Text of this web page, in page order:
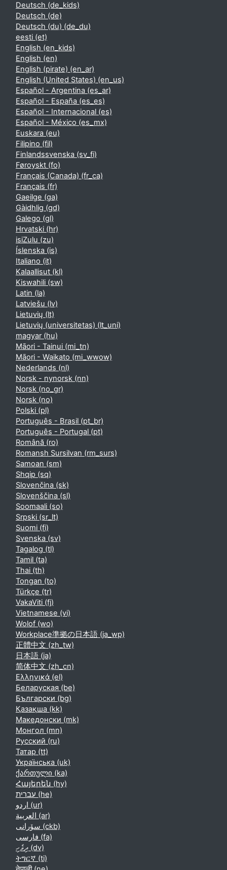
Deutsch ‎(de_kids)‎
Deutsch ‎(de)‎
Deutsch (du) ‎(de_du)‎
eesti ‎(et)‎
English ‎(en_kids)‎
English ‎(en)‎
English (pirate) ‎(en_ar)‎
English (United States) ‎(en_us)‎
Español - Argentina ‎(es_ar)‎
Español - España ‎(es_es)‎
Español - Internacional ‎(es)‎
Español - México ‎(es_mx)‎
Euskara ‎(eu)‎
Filipino ‎(fil)‎
Finlandssvenska ‎(sv_fi)‎
Føroyskt ‎(fo)‎
Français (Canada) ‎(fr_ca)‎
Français ‎(fr)‎
Gaeilge ‎(ga)‎
Gàidhlig ‎(gd)‎
Galego ‎(gl)‎
Hrvatski ‎(hr)‎
isiZulu ‎(zu)‎
Íslenska ‎(is)‎
Italiano ‎(it)‎
Kalaallisut ‎(kl)‎
Kiswahili ‎(sw)‎
Latin ‎(la)‎
Latviešu ‎(lv)‎
Lietuvių ‎(lt)‎
Lietuvių (universitetas) ‎(lt_uni)‎
magyar ‎(hu)‎
Māori - Tainui ‎(mi_tn)‎
Māori - Waikato ‎(mi_wwow)‎
Nederlands ‎(nl)‎
Norsk - nynorsk ‎(nn)‎
Norsk ‎(no_gr)‎
Norsk ‎(no)‎
Polski ‎(pl)‎
Português - Brasil ‎(pt_br)‎
Português - Portugal ‎(pt)‎
Română ‎(ro)‎
Romansh Sursilvan ‎(rm_surs)‎
Samoan ‎(sm)‎
Shqip ‎(sq)‎
Slovenčina ‎(sk)‎
Slovenščina ‎(sl)‎
Soomaali ‎(so)‎
Srpski ‎(sr_lt)‎
Suomi ‎(fi)‎
Svenska ‎(sv)‎
Tagalog ‎(tl)‎
Tamil ‎(ta)‎
Thai ‎(th)‎
Tongan ‎(to)‎
Türkçe ‎(tr)‎
VakaViti ‎(fj)‎
Vietnamese ‎(vi)‎
Wolof ‎(wo)‎
Workplace準拠の日本語 ‎(ja_wp)‎
正體中文 ‎(zh_tw)‎
日本語 ‎(ja)‎
简体中文 ‎(zh_cn)‎
Ελληνικά ‎(el)‎
Беларуская ‎(be)‎
Български ‎(bg)‎
Қазақша ‎(kk)‎
Македонски ‎(mk)‎
Монгол ‎(mn)‎
Русский ‎(ru)‎
Татар ‎(tt)‎
Українська ‎(uk)‎
ქართული ‎(ka)‎
Հայերեն ‎(hy)‎
עברית ‎(he)‎
اردو ‎(ur)‎
العربية ‎(ar)‎
سۆرانی ‎(ckb)‎
فارسی ‎(fa)‎
ދިވެހި ‎(dv)‎
ትግርኛ ‎(ti)‎